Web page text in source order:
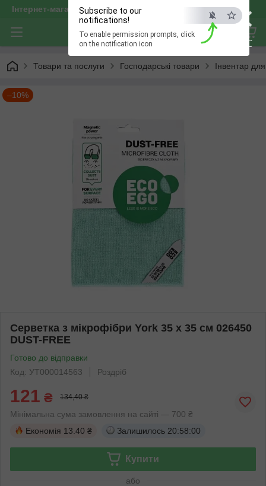
×
ESC
Subscribe to our
notifications!
To enable permission prompts, click
on the notification icon
Інтернет-магазин "optservis"
Товари та послуги Господарські товари Інвентар
–10%
Серветка з мікрофібри York 35 х 35 см 026450
DUST-FREE
Готово до відправки
Код: УТ000014563
Роздріб
121 ₴ 134,40 ₴
Мінімальна сума замовлення на сайті — 700 ₴
Економія 13.40 ₴ Залишилось 20:58:00
Купити
або